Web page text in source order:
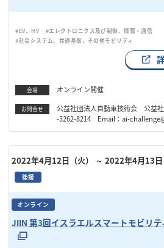
#EV、HV
#エレクトロニクス及び制御、情報・通信
#社会システム、共通基盤、その他モビリティ
会場 オンライン開催
お問合せ
公益社団法人自動車技術会 公益
-3262-8214 Email：ai-
2022年4月12日（火） ～ 2022年4月13日
後援
オンライン
JIIN 第3回イスラエルスマートモビリ